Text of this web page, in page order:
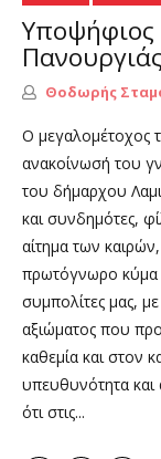
Υποψήφιος
Θοδωρής
Ο μεγαλομέτοχος
ανακοίνωσή του
του δήμαρχου
και συνδημότες,
αίτημα των
πρωτόγνωρο κύμα
συμπολίτες μας,
αξιώματος που
καθεμία και στον
υπευθυνότητα και
ότι στις...